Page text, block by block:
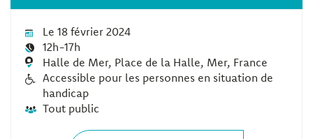
Le 18 février 2024
12h-17h
Halle de Mer, Place de la Halle, Mer, France
Accessible pour les personnes en situation de
handicap
Tout public